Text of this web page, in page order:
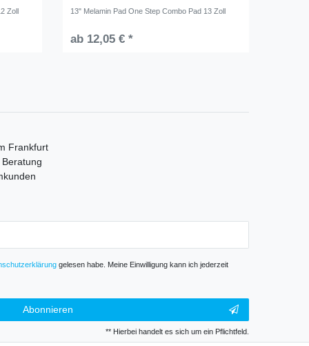
Zoll 13" Melamin Pad One Step Combo Pad 13 Zoll
ab 12,05 € *
Frankfurt
gelesen habe. Meine Einwilligung kann ich jederzeit
Abonnieren
** Hierbei handelt es sich um ein Pflichtfeld.